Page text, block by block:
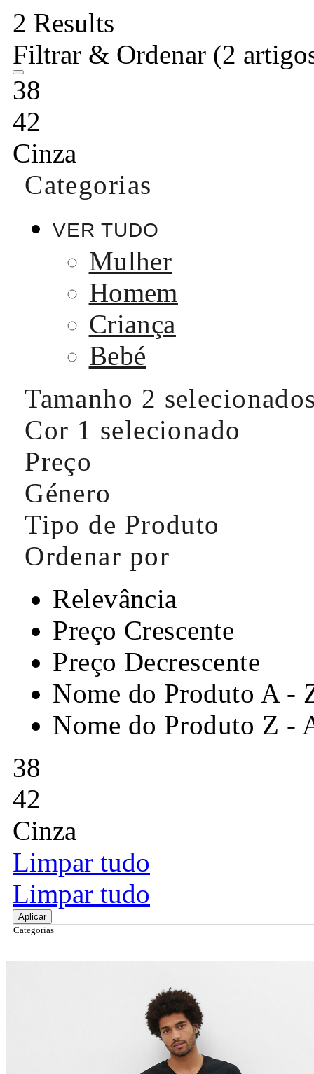
2 Results
Filtrar & Ordenar (2
38
42
Cinza
Categorias
VER TUDO
Mulher
Homem
Criança
Bebé
Tamanho 2
Cor 1 selecionado
Preço
Género
Tipo de Produto
Ordenar por
Relevância
Preço Crescente
Preço Decrescente
Nome do Produto A -
Nome do Produto Z -
38
42
Cinza
Limpar tudo
Limpar tudo
Aplicar
Categorias